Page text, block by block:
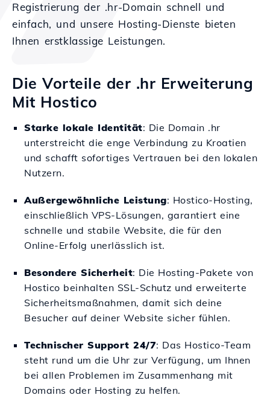
Registrierung der .hr-Domain schnell und
einfach, und unsere Hosting-Dienste bieten
Ihnen erstklassige Leistungen.
Die Vorteile der .hr Erweiterung
Mit Hostico
Starke lokale Identität: Die Domain .hr
unterstreicht die enge Verbindung zu Kroatien
und schafft sofortiges Vertrauen bei den lokalen
Nutzern.
Außergewöhnliche Leistung: Hostico-Hosting,
einschließlich VPS-Lösungen, garantiert eine
schnelle und stabile Website, die für den
Online-Erfolg unerlässlich ist.
Besondere Sicherheit: Die Hosting-Pakete von
Hostico beinhalten SSL-Schutz und erweiterte
Sicherheitsmaßnahmen, damit sich deine
Besucher auf deiner Website sicher fühlen.
Technischer Support 24/7: Das Hostico-Team
steht rund um die Uhr zur Verfügung, um Ihnen
bei allen Problemen im Zusammenhang mit
Domains oder Hosting zu helfen.